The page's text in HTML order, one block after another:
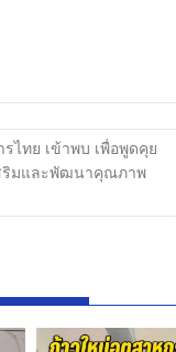
ไทย เข้าพบ เพื่อพูดคุย
ริมและพัฒนาคุณภาพ